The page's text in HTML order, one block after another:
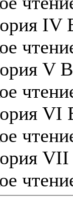
IV
V
VI